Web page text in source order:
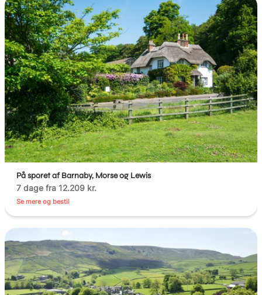
På sporet af Barnaby, Morse og Lewis
7 dage fra 12.209 kr.
Se mere og bestil